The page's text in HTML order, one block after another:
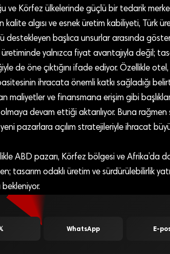
ve Körfez ülkelerinde güçlü bir tedarik
algısı ve esnek üretim kabiliyeti, Türk
destekleyen başlıca unsurlar arasında
yalnızca fiyat avantajıyla değil;
de öne çıktığını ifade ediyor. Özellikle
ihracata önemli katkı sağladığı
maliyetler ve finansmana erişim gibi
devam ettiği aktarılıyor. Buna rağmen
yeni pazarlara açılım stratejileriyle ihracat
ABD pazarı, Körfez bölgesi ve Afrika’da
tasarım odaklı üretim ve sürdürülebilirlik
WhatsApp E-